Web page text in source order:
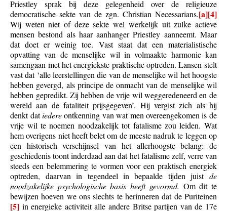
Priestley sprak bij deze gelegenheid over de religieuze
democratische sekte van de zgn. Christian Necessarians.[a][4]
Wij weten niet of deze sekte wel werkelijk uit zulke actieve
mensen bestond als haar aanhanger Priestley aanneemt. Maar
dat doet er weinig toe. Vast staat dat een materialistische
opvatting van de menselijke wil in volmaakte harmonie kan
samengaan met het energiekste praktische optreden. Lansen stelt
vast dat ‘alle leerstellingen die van de menselijke wil het hoogste
hebben gevergd, als principe de onmacht van de menselijke wil
hebben gepredikt. Zij hebben de vrije wil weggeredeneerd en de
wereld aan de fataliteit prijsgegeven’. Hij vergist zich als hij
denkt datiedereontkenning van wat men overeengekomen is de
vrije wil te noemen noodzakelijk tot fatalisme zou leiden. Wat
hem overigens niet heeft belet om de meeste nadruk te leggen op
een historisch verschijnsel van het allerhoogste belang: de
geschiedenis toont inderdaad aan dat het fatalisme zelf, verre van
steeds een belemmering te vormen voor een praktisch energiek
optreden, daarvan in tegendeel in bepaalde tijden juist de
noodzakelijke psychologische basis heeft gevormd. Om dit te
bewijzen hoeven we ons slechts te herinneren dat de Puriteinen
[5] in energieke activiteit alle andere Britse partijen van de 17e